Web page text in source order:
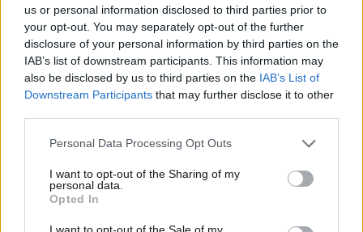
us or personal information disclosed to third parties prior to
your opt-out. You may separately opt-out of the further
disclosure of your personal information by third parties on the
IAB’s list of downstream participants. This information may
also be disclosed by us to third parties on the IAB’s List of
Downstream Participants that may further disclose it to other
Please note that this website/app uses one or more Google
not limited to your visit or usage behaviour. You may click to
grant or deny consent to Google and its third-party tags to
use your data for below specified purposes in below Google
consent section.
Personal Data Processing Opt Outs
I want to opt-out of the Sharing of my
personal data.
Opted In
I want to opt-out of the Sale of my